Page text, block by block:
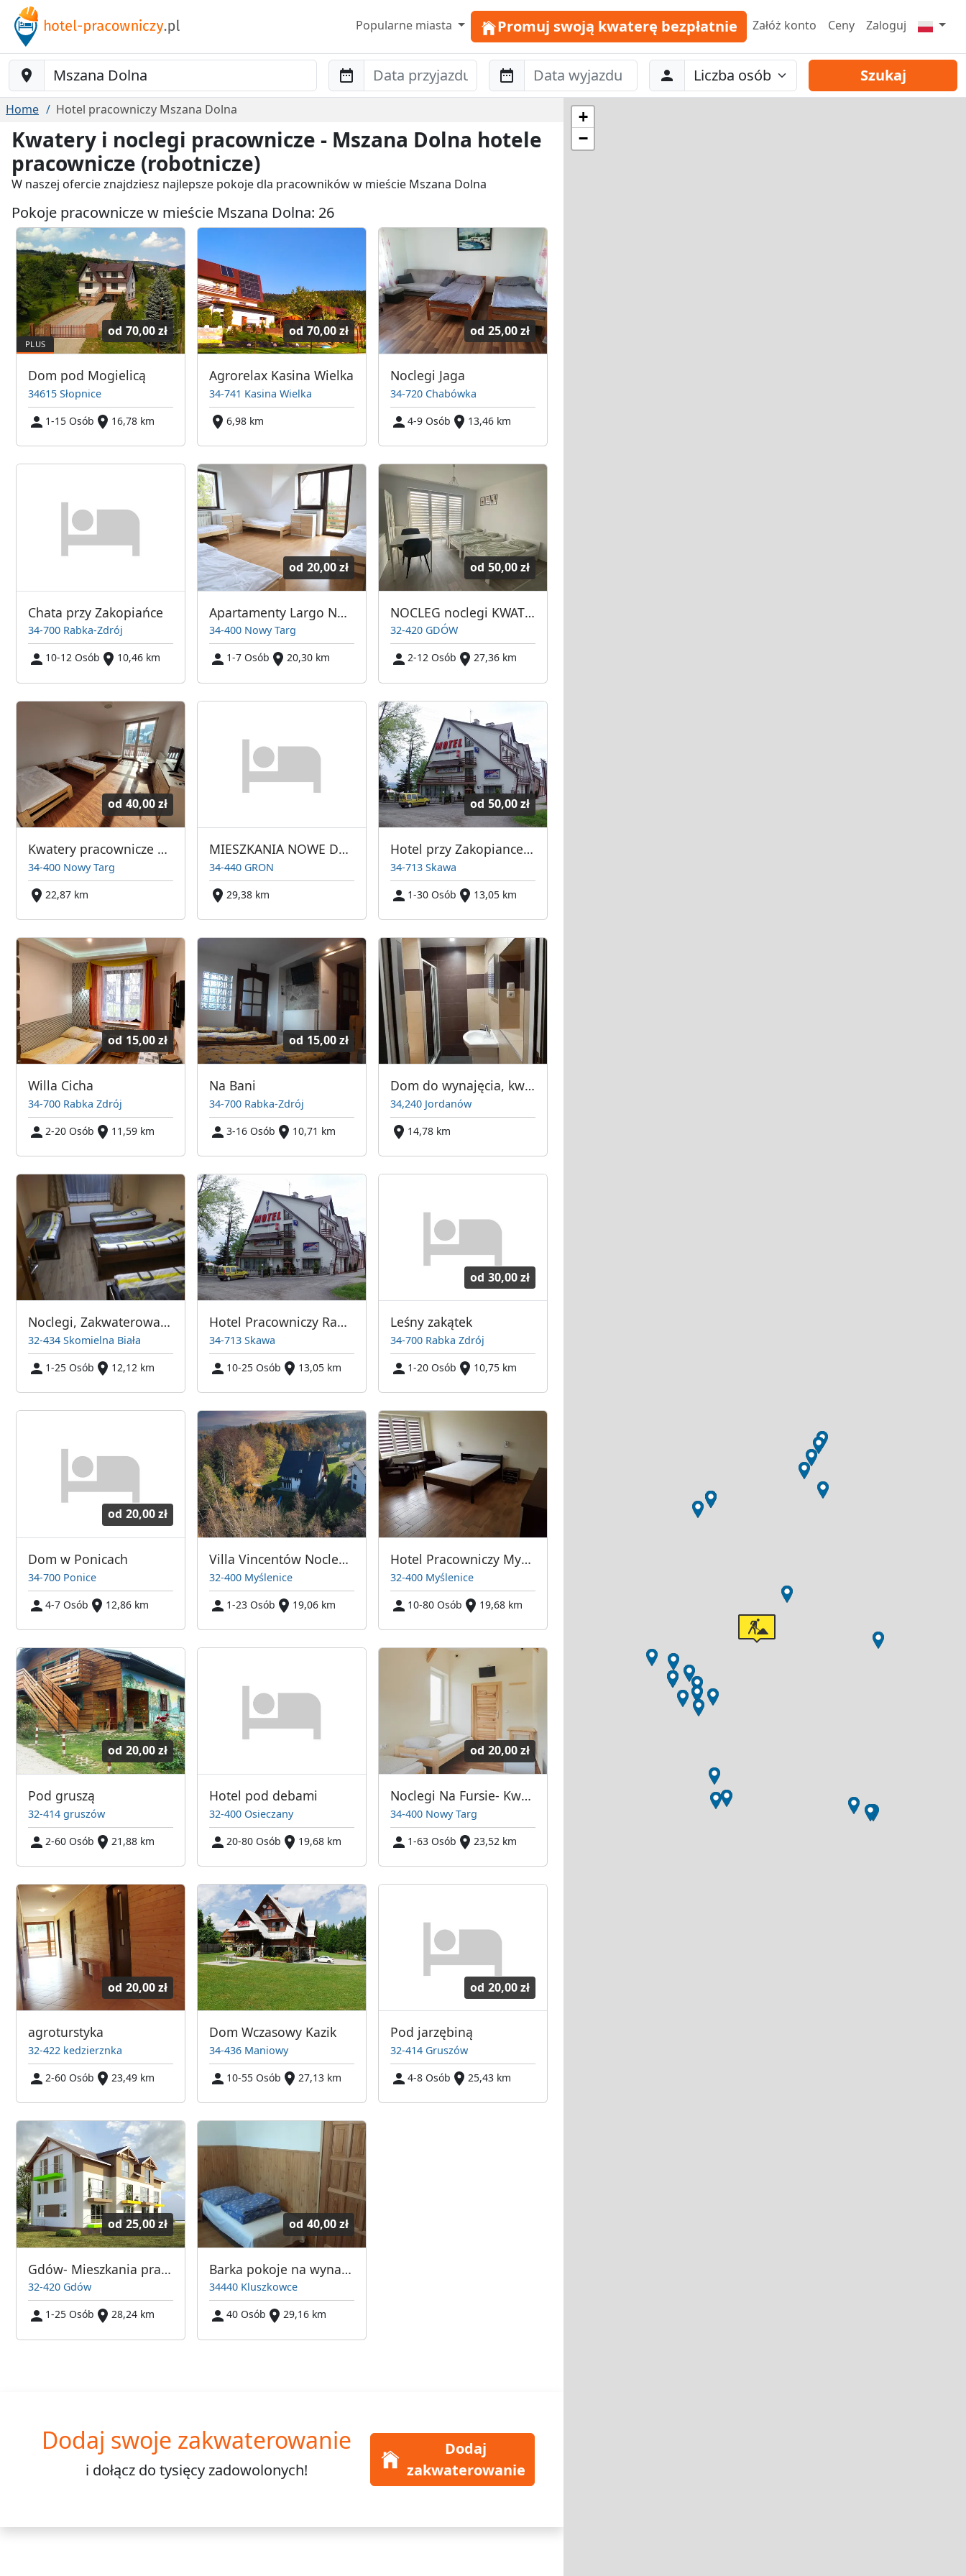
Popularne miasta Promuj swoją kwaterę bezpłatnie Załóż konto Ceny Zaloguj
Baustelle-Location Anreise Abreise Abreise
Liczba osób Szukaj
Home Hotel pracowniczy Mszana Dolna
Kwatery i noclegi pracownicze - Mszana Dolna hotele
pracownicze (robotnicze)
W naszej ofercie znajdziesz najlepsze pokoje dla pracowników w mieście Mszana Dolna
Pokoje pracownicze w mieście Mszana Dolna: 26
od 70,00 zł
Dom pod Mogielicą
34615 Słopnice
1-15 Osób
16,78 km
od 70,00 zł
Agrorelax Kasina Wielka
34-741 Kasina Wielka
6,98 km
od 25,00 zł
Noclegi Jaga
34-720 Chabówka
4-9 Osób
13,46 km
Chata przy Zakopiańce
34-700 Rabka-Zdrój
10-12 Osób
10,46 km
od 20,00 zł
Apartamenty Largo Nowy Targ
34-400 Nowy Targ
1-7 Osób
20,30 km
od 50,00 zł
NOCLEG noclegi KWATERY pracowników Niepołomice Bochnia Wieliczka Gdów
32-420 GDÓW
2-12 Osób
27,36 km
od 40,00 zł
Kwatery pracownicze Nowy Targ
34-400 Nowy Targ
22,87 km
MIESZKANIA NOWE DLA PRACOWNIKOW W GRONIU
34-440 GRON
29,38 km
od 50,00 zł
Hotel przy Zakopiance koło Rabki-Zdrój
34-713 Skawa
1-30 Osób
13,05 km
od 15,00 zł
Willa Cicha
34-700 Rabka Zdrój
2-20 Osób
11,59 km
od 15,00 zł
Na Bani
34-700 Rabka-Zdrój
3-16 Osób
10,71 km
Dom do wynajęcia, kwatery pracownicze
34,240 Jordanów
14,78 km
Noclegi, Zakwaterowania, Pokoje, Wynajem
32-434 Skomielna Biała
1-25 Osób
12,12 km
Hotel Pracowniczy Rabka
34-713 Skawa
10-25 Osób
13,05 km
od 30,00 zł
Leśny zakątek
34-700 Rabka Zdrój
1-20 Osób
10,75 km
od 20,00 zł
Dom w Ponicach
34-700 Ponice
4-7 Osób
12,86 km
Villa Vincentów Noclegi Myślenice Pokoje
32-400 Myślenice
1-23 Osób
19,06 km
Hotel Pracowniczy Myślenice
32-400 Myślenice
10-80 Osób
19,68 km
od 20,00 zł
Pod gruszą
32-414 gruszów
2-60 Osób
21,88 km
Hotel pod debami
32-400 Osieczany
20-80 Osób
19,68 km
od 20,00 zł
Noclegi Na Fursie- Kwatery Pracownicze
34-400 Nowy Targ
1-63 Osób
23,52 km
od 20,00 zł
agroturstyka
32-422 kedzierznka
2-60 Osób
23,49 km
Dom Wczasowy Kazik
34-436 Maniowy
10-55 Osób
27,13 km
od 20,00 zł
Pod jarzębiną
32-414 Gruszów
4-8 Osób
25,43 km
od 25,00 zł
Gdów- Mieszkania pracownicze
32-420 Gdów
1-25 Osób
28,24 km
od 40,00 zł
Barka pokoje na wynajem
34440 Kluszkowce
40 Osób
29,16 km
Dodaj swoje zakwaterowanie
i dołącz do tysięcyzadowolonych!
Dodaj
zakwaterowanie
+
−